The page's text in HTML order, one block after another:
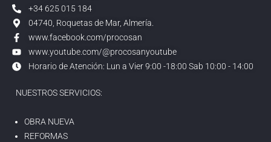
+34 625 015 184
04740, Roquetas de Mar, Almería.
www.facebook.com/procosan
www.youtube.com/@procosanyoutube
Horario de Atención: Lun a Vier 9:00 -18:00 Sab 10:00 - 14:00
NUESTROS SERVICIOS:
OBRA NUEVA
REFORMAS